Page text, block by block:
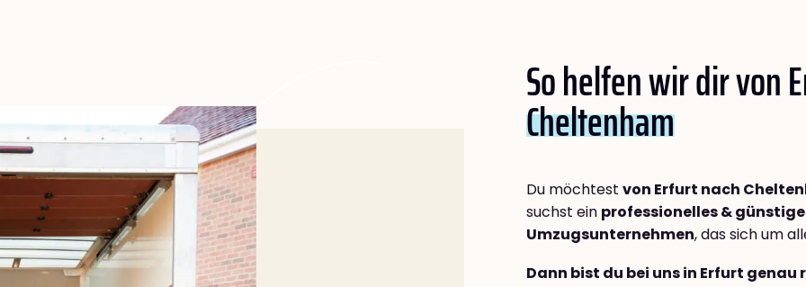
So helfen wir dir von
Cheltenham
Du möchtest von Erfurt nach
suchst ein professionelles &
Umzugsunternehmen, das sich um
Dann bist du bei uns in Erfurt